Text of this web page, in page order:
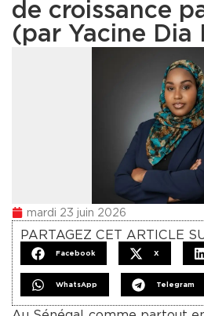
de croissance
(par Yacine Dia
mardi 23 juin 2026
PARTAGEZ CET ARTICLE
Facebook X
WhatsApp Telegram